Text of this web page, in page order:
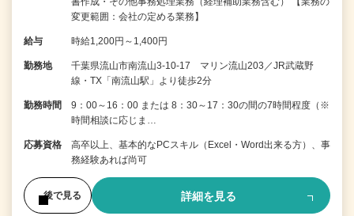
変更範囲：会社の定める業務】
給与 時給1,200円～1,400円
勤務地
千葉県流山市南流山3-10-17 マリン流山203／JR武蔵野
線・TX「南流山駅」より徒歩2分
勤務時間
9：00～16：00 または 8：30～17：30の間の7時間程度（※
時間相談に応じま…
応募資格
高卒以上、基本的なPCスキル（Excel・Word出来る方）、事
務経験あれば尚可
後で見る 詳細を見る